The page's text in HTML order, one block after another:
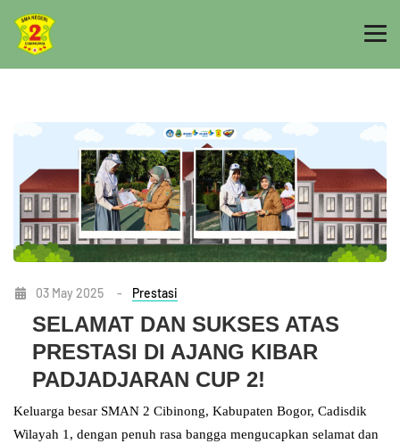
03 May 2025 - Prestasi
SELAMAT DAN SUKSES ATAS
PRESTASI DI AJANG KIBAR
PADJADJARAN CUP 2!
Keluarga besar SMAN 2 Cibinong, Kabupaten Bogor, Cadisdik
Wilayah 1, dengan penuh rasa bangga mengucapkan selamat dan